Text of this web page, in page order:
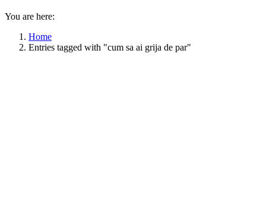
You are here:
Home
Entries tagged with "cum sa ai grija de par"